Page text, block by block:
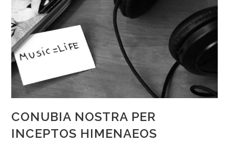
CONUBIA NOSTRA PER
INCEPTOS HIMENAEOS